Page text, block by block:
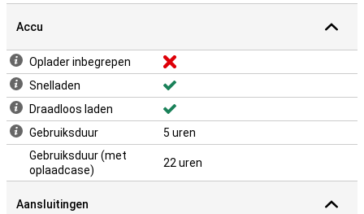
Accu
Oplader inbegrepen
Snelladen
Draadloos laden
Gebruiksduur
5 uren
Gebruiksduur (met
oplaadcase)
22 uren
Aansluitingen